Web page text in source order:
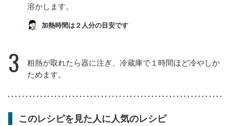
溶かします。
加熱時間は２人分の目安です
3
粗熱が取れたら器に注ぎ、冷蔵庫で１時間ほど冷やしか
ためます。
このレシピを見た人に人気のレシピ